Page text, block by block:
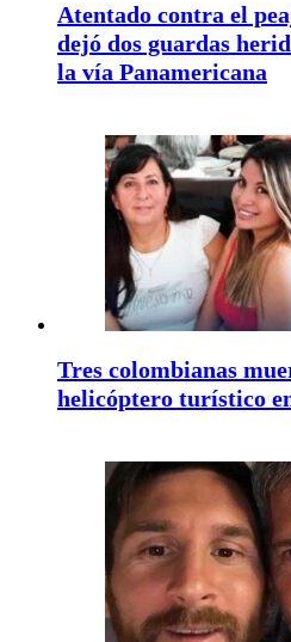
Atentado contra el
dejó dos guardas
la vía Panamericana
Tres colombianas
helicóptero turístico